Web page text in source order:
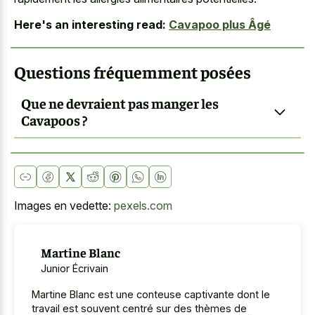
Here's an interesting read: Cavapoo plus Âgé
Questions fréquemment posées
Que ne devraient pas manger les
Cavapoos ?
Images en vedette: pexels.com
Martine Blanc
Junior Écrivain
Martine Blanc est une conteuse captivante dont le
travail est souvent centré sur des thèmes de